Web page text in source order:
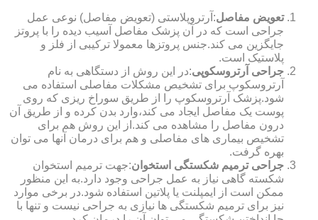
تعویض مفاصل:آرتروپلاستی (تعویض مفاصل) نوعی عمل
جراحی است که در آن پزشک مفاصل آسیب دیده را با پروتز
جایگزین می کند.جنس پروتزها معمولا ترکیبی از فلز و
پلاستیک است.
جراحی آرتروسکوپی:در این روش از دستگاهی به نام
آرتروسکوپ برای تشخیص مشکلات مفاصلی استفاده می
شود.پزشک آرتروسکوپ را از طریق سوراخ ریزی که روی
پوست یک مفاصل ایجاد می کند،وارد بدن کرده و از طریق آن
درون مفاصل را مشاهده می کند.از این روش هم برای
تشخیص بیماری های مفاصلی و هم برای درمان آنها می توان
بهره گرفت.
جراحی ترمیم شکستگی استخوان:جهت ترمیم استخوان
شکسته گاهی نیاز به عمل جراحی وجود دارد.به این منظور
ممکن است از ایمپلنت یا پلاتین استفاده شود.در برخی موارد
نیز برای ترمیم شکستگی ها نیازی به جراحی نیست و تنها با